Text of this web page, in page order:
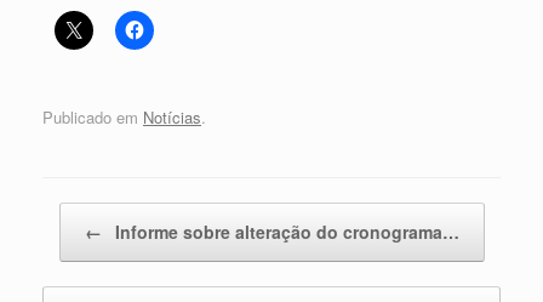
Publicado em Notícias.
← Informe sobre alteração do cronograma…